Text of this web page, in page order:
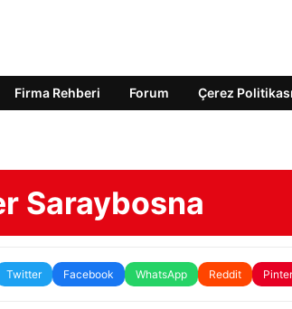
Firma Rehberi Forum Çerez Politikası
Saraybosna
Twitter Facebook WhatsApp Reddit